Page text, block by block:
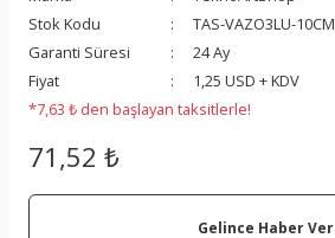
Stok Kodu
TAS-VAZO3LU-10CM
Garanti Süresi
24 Ay
Fiyat
1,25 USD + KDV
*7,63 ₺ den başlayan taksitlerle!
71,52 ₺
Gelince Haber Ver